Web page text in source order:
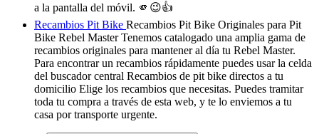
a la pantalla del móvil. 🫵😉👍
Recambios Pit Bike Recambios Pit Bike Originales para Pit
Bike Rebel Master Tenemos catalogado una amplia gama de
recambios originales para mantener al día tu Rebel Master.
Para encontrar un recambios rápidamente puedes usar la celda
del buscador central Recambios de pit bike directos a tu
domicilio Elige los recambios que necesitas. Puedes tramitar
toda tu compra a través de esta web, y te lo enviemos a tu
casa por transporte urgente.